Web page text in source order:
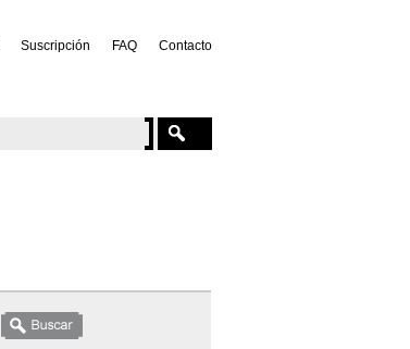
Suscripción FAQ Contacto